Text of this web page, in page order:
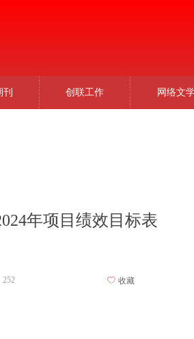
创联工作 网络文
年项目绩效目标表
252 ꄀ 收藏